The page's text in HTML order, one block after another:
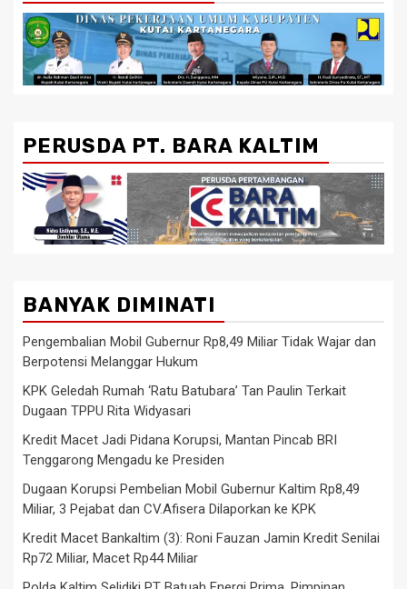
PERUSDA PT. BARA KALTIM
BANYAK DIMINATI
Pengembalian Mobil Gubernur Rp8,49 Miliar Tidak Wajar dan
Berpotensi Melanggar Hukum
KPK Geledah Rumah ‘Ratu Batubara’ Tan Paulin Terkait
Dugaan TPPU Rita Widyasari
Kredit Macet Jadi Pidana Korupsi, Mantan Pincab BRI
Tenggarong Mengadu ke Presiden
Dugaan Korupsi Pembelian Mobil Gubernur Kaltim Rp8,49
Miliar, 3 Pejabat dan CV.Afisera Dilaporkan ke KPK
Kredit Macet Bankaltim (3): Roni Fauzan Jamin Kredit Senilai
Rp72 Miliar, Macet Rp44 Miliar